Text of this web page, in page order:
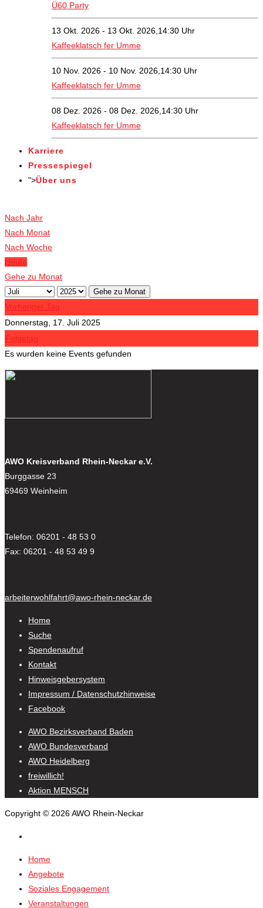
Ü60 Party
13 Okt. 2026 - 13 Okt. 2026,14:30 Uhr
Kaffeeklatsch fer Umme
10 Nov. 2026 - 10 Nov. 2026,14:30 Uhr
Kaffeeklatsch fer Umme
08 Dez. 2026 - 08 Dez. 2026,14:30 Uhr
Kaffeeklatsch fer Umme
Karriere
Pressespiegel
">Über uns
Nach Jahr
Nach Monat
Nach Woche
Heute
Gehe zu Monat
Gehe zu Monat
Vorheriger Tag
Donnerstag, 17. Juli 2025
Folgetag
Es wurden keine Events gefunden
AWO Kreisverband Rhein-Neckar e.V.
Burggasse 23
69469 Weinheim
Telefon: 06201 - 48 53 0
Fax: 06201 - 48 53 49 9
arbeiterwohlfahrt@awo-rhein-neckar.de
Home
Suche
Spendenaufruf
Kontakt
Hinweisgebersystem
Impressum / Datenschutzhinweise
Facebook
AWO Bezirksverband Baden
AWO Bundesverband
AWO Heidelberg
freiwillich!
Aktion MENSCH
Copyright © 2026 AWO Rhein-Neckar
Home
Angebote
Soziales Engagement
Veranstaltungen